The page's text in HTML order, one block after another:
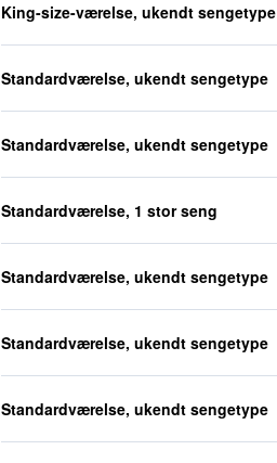
King-size-værelse, ukendt sengetype
Standardværelse, ukendt sengetype
Standardværelse, ukendt sengetype
Standardværelse, 1 stor seng
Standardværelse, ukendt sengetype
Standardværelse, ukendt sengetype
Standardværelse, ukendt sengetype